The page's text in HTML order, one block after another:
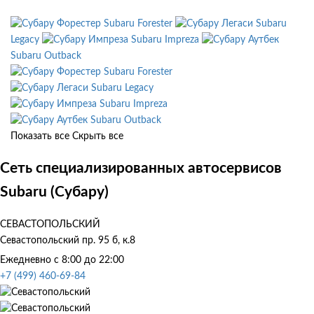
Subaru Forester
Subaru
Legacy
Subaru Impreza
Subaru Outback
Subaru Forester
Subaru Legacy
Subaru Impreza
Subaru Outback
Показать все Скрыть все
Сеть специализированных автосервисов
Subaru (Субару)
СЕВАСТОПОЛЬСКИЙ
Севастопольский пр. 95 б, к.8
Ежедневно с 8:00 до 22:00
+7 (499) 460-69-84